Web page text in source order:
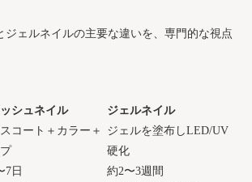
ジェルネイルの主要な違いを、専門的な視点
シュネイル ジェルネイル
コート＋カラー＋
ジェルを塗布しLED/UV
硬化
7日
約2〜3週間